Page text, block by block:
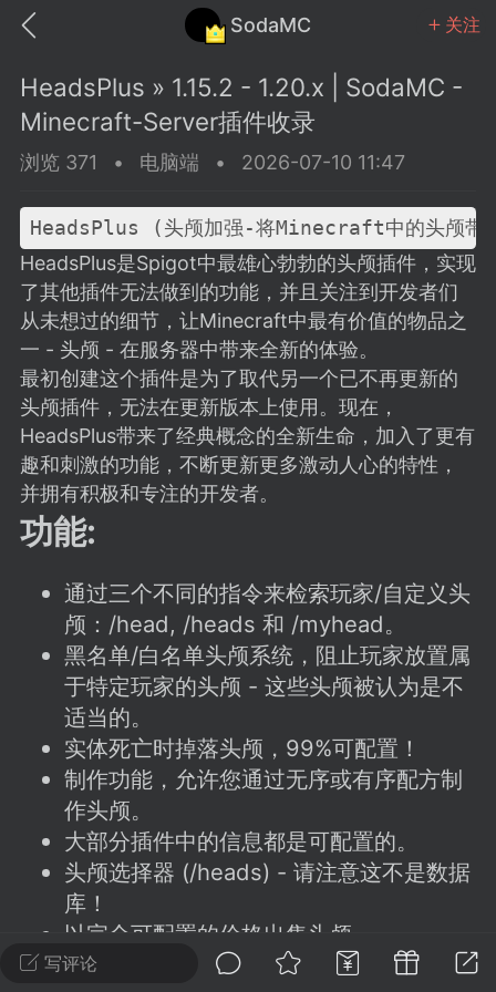
SodaMC 关注
中文社区 SodaMC
教程 材质 社区
潮涌核心
永久赞助者
11-27 02:06
电脑端 社区规则
议贴】SodaMC 的改进与建议 🧃
社区的建议&反馈板块，欢迎每
、管理方式等方面 的任何想法！...
11 5.9k
潮涌核心
永久赞助者
24 23:37
电脑端
主页反馈贴
反馈你遇到的问题 以及 你期望的功能等
不方便可尝试通过邮箱与作者进行反馈
写评论
HeadsPlus » 1.15.2 - 1.20.x | SodaMC -
Minecraft-Server插件收录
浏览 371 • 电脑端 • 2026-07-10 11:47
HeadsPlus是Spigot中最雄心勃勃的头颅插件，实现
了其他插件无法做到的功能，并且关注到开发者们
从未想过的细节，让Minecraft中最有价值的物品之
一 - 头颅 - 在服务器中带来全新的体验。
最初创建这个插件是为了取代另一个已不再更新的
头颅插件，无法在更新版本上使用。现在，
HeadsPlus带来了经典概念的全新生命，加入了更有
趣和刺激的功能，不断更新更多激动人心的特性，
并拥有积极和专注的开发者。
功能:
通过三个不同的指令来检索玩家/自定义头
颅：/head, /heads 和 /myhead。
黑名单/白名单头颅系统，阻止玩家放置属
于特定玩家的头颅 - 这些头颅被认为是不
适当的。
实体死亡时掉落头颅，99%可配置！
制作功能，允许您通过无序或有序配方制
作头颅。
大部分插件中的信息都是可配置的。
头颅选择器 (/heads) - 请注意这不是数据
库！
以完全可配置的价格出售头颅。
三种不同的排行榜，用于比较玩家的狩